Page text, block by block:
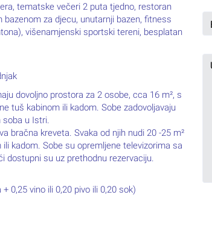
tematske večeri 2 puta tjedno, restoran
bazenom za djecu, unutarnji bazen, fitness
višenamjenski sportski tereni, besplatan
dovoljno prostora za 2 osobe, cca 16 m², s
tuš kabinom ili kadom. Sobe zadovoljavaju
soba u Istri.
bračna kreveta. Svaka od njih nudi 20 -25 m²
kadom. Sobe su opremljene televizorima sa
dostupni su uz prethodnu rezervaciju.
0,25 vino ili 0,20 pivo ili 0,20 sok)